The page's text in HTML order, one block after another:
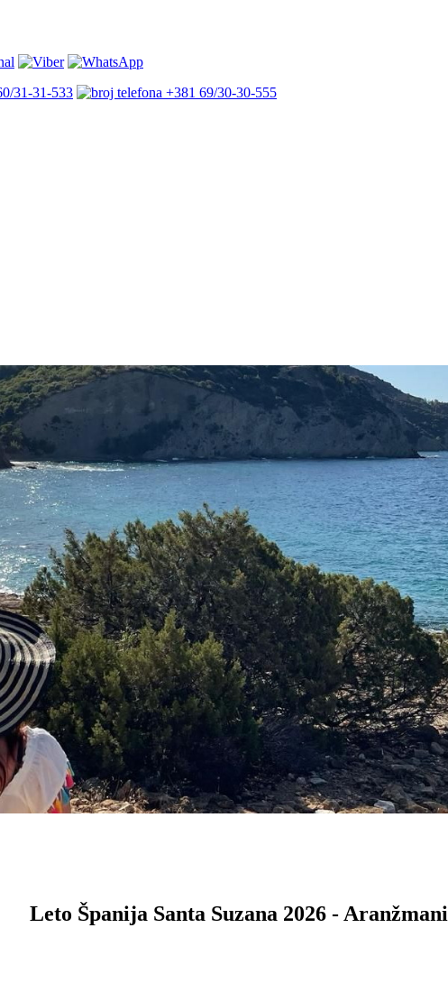
31-31-533 +381 69/30-30-555
Leto Španija Santa Suzana 2026 - Aranžmani